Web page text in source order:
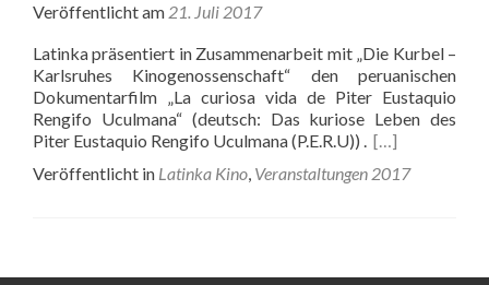
Veröffentlicht am 21. Juli 2017
Latinka präsentiert in Zusammenarbeit mit „Die Kurbel –
Karlsruhes Kinogenossenschaft“ den peruanischen
Dokumentarfilm „La curiosa vida de Piter Eustaquio
Rengifo Uculmana“ (deutsch: Das kuriose Leben des
Piter Eustaquio Rengifo Uculmana (P.E.R.U)) . […]
Veröffentlicht in Latinka Kino, Veranstaltungen 2017
Beitrags-